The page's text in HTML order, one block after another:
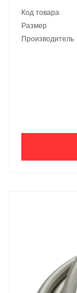
Код товара
Размер
Производитель